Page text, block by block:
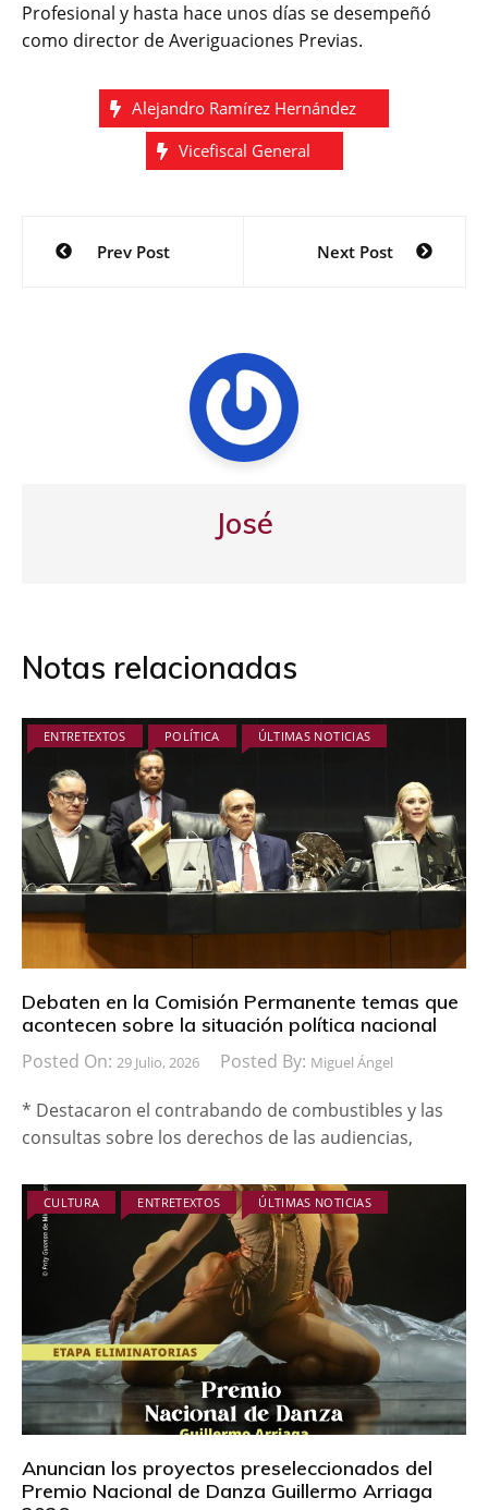
Profesional y hasta hace unos días se desempeñó
como director de Averiguaciones Previas.
Alejandro Ramírez Hernández
Vicefiscal General
Navegación
Prev Post Next Post
José
Notas relacionadas
ENTRETEXTOS POLÍTICA ÚLTIMAS NOTICIAS
Debaten en la Comisión Permanente temas que
acontecen sobre la situación política nacional
Posted On: 29 Julio, 2026 Posted By: Miguel Ángel
* Destacaron el contrabando de combustibles y las
consultas sobre los derechos de las audiencias,
CULTURA ENTRETEXTOS ÚLTIMAS NOTICIAS
Anuncian los proyectos preseleccionados del
Premio Nacional de Danza Guillermo Arriaga